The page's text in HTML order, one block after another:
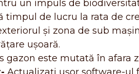
un impuls de
timpul de lucru la rata de
și zona de sub
ușoară.
gazon este mutată în